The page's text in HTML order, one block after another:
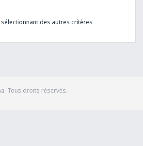
des autres critères
Tous droits réservés.